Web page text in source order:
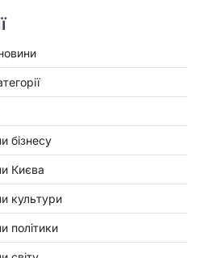
бізнесу
Києва
культури
політики